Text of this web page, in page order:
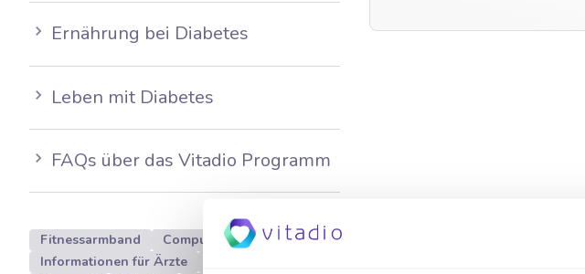
Ernährung bei Diabetes
Leben mit Diabetes
FAQs über das Vitadio Programm
Fitnessarmband Computer
Datenschutz
Informationen für Ärzte